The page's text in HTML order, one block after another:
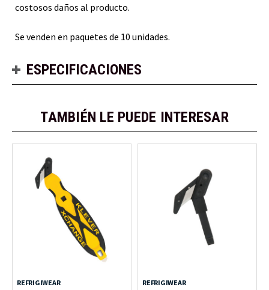
costosos daños al producto.
Se venden en paquetes de 10 unidades.
ESPECIFICACIONES
TAMBIÉN LE PUEDE INTERESAR
REFRIGIWEAR REFRIGIWEAR